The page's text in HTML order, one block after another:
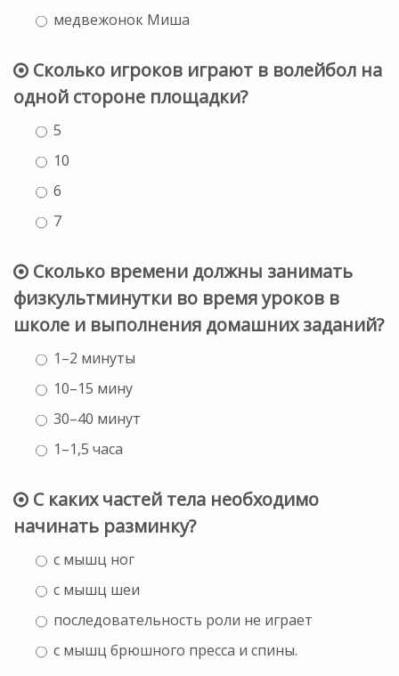
медвежонок Миша
Сколько игроков играют в волейбол на
одной стороне площадки?
5
10
6
7
Сколько времени должны занимать
физкультминутки во время уроков в
школе и выполнения домашних заданий?
1–2 минуты
10–15 мину
30–40 минут
1–1,5 часа
С каких частей тела необходимо
начинать разминку?
с мышц ног
с мышц шеи
последовательность роли не играет
с мышц брюшного пресса и спины.